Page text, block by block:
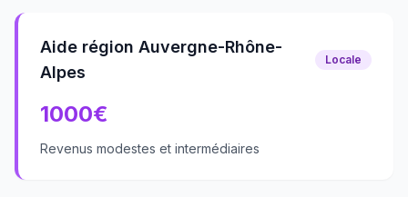
Aide région Auvergne-Rhône-
Alpes
Locale
1000€
Revenus modestes et intermédiaires